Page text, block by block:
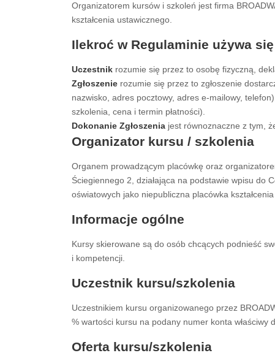
Organizatorem kursów i szkoleń jest firma
kształcenia ustawicznego.
Ilekroć w Regulaminie używa
Uczestnik rozumie się przez to osobę fizyczną,
Zgłoszenie rozumie się przez to zgłoszenie
nazwisko, adres pocztowy, adres e-mailowy,
szkolenia, cena i termin płatności).
Dokonanie Zgłoszenia jest równoznaczne z tym,
Organizator kursu / szkolenia
Organem prowadzącym placówkę oraz
Ściegiennego 2, działająca na podstawie wpisu do
oświatowych jako niepubliczna placówka
Informacje ogólne
Kursy skierowane są do osób chcących podnieść
i kompetencji.
Uczestnik kursu/szkolenia
Uczestnikiem kursu organizowanego przez
% wartości kursu na podany numer konta
Oferta kursu/szkolenia